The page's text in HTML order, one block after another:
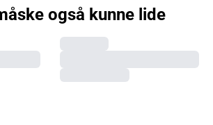
også kunne lide